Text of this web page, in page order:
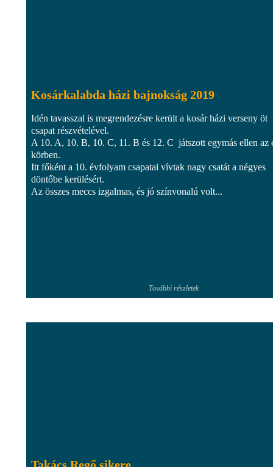
Kosárkalabda házi bajnokság 2019
Idén tavasszal is megrendezésre került a kosár házi verseny öt
csapat részvételével.
A 10. A, 10. B, 10. C, 11. B és 12. C játszott egymás ellen az
körben.
Itt főként a 10. évfolyam csapatai vívtak nagy csatát a négyes
döntőbe kerülésért.
Az összes meccs izgalmas, és jó színvonalú volt...
További részletek